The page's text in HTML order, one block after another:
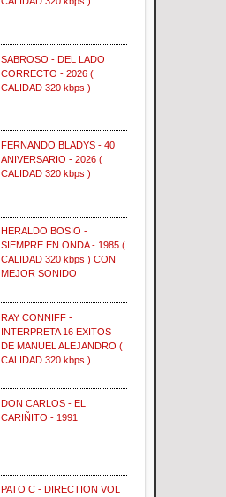
SABROSO - DEL LADO
CORRECTO - 2026 (
CALIDAD 320 kbps )
FERNANDO BLADYS - 40
ANIVERSARIO - 2026 (
CALIDAD 320 kbps )
HERALDO BOSIO -
SIEMPRE EN ONDA - 1985 (
CALIDAD 320 kbps ) CON
MEJOR SONIDO
RAY CONNIFF -
INTERPRETA 16 EXITOS
DE MANUEL ALEJANDRO (
CALIDAD 320 kbps )
DON CARLOS - EL
CARIÑITO - 1991
PATO C - DIRECTION VOL